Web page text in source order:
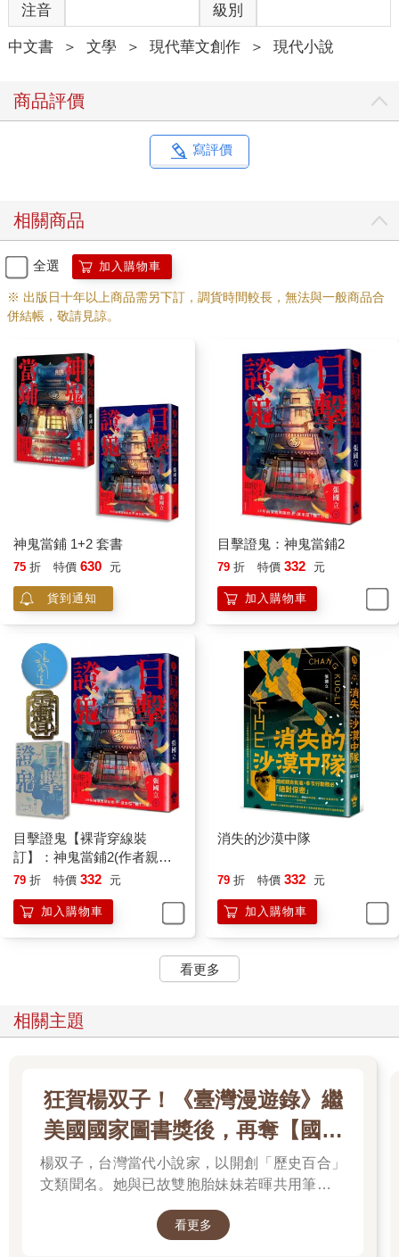
變個大缸沒什麼了不起，不過若裝滿水，八十五磅重，很難瞞過
觀眾的眼睛偷偷抬 上舞台。
「腰，美國報紙認為金陵福在腰部綁鐵繩，水缸吊在兩腿中間，
被中國袍子遮住， 到時候一鬆繩子，再退一步，水缸就神奇的出
「八十五磅吊在腿中間，能走路嗎？」
梳鬍子的男人收起梳子：
「只希望到時台上的魔術師不是個鴉片鬼。」
戴高帽的立刻接話：
「斜躺在中國床上抽鴉片煙，說不定煙桿內飄出阿拉丁神燈內的
精靈。」
兩個男人各自以不同音階笑了幾聲，沒關係，很快他們將得到證
明，喝完咖啡 進場，剛好趕上布幕緩緩拉起。
先登台的是金陵福的美國經紀人摩瑟，他一手捏領結，一手背在
腰後，咳了幾聲嗽，場內逐漸安靜。「女士先生，偉大的中國魔
術師金陵福大師今天第一次公開在倫敦表演，先讓我－－」話沒
說完，舞台正中腰間繫大鼓的大漢已擂起鼓槌咚咚咚一陣猛擊，
兩旁各滾出三名持藤牌與紅纓大刀的中國漢子，他們弓腰縮身，
清脆聲。
眾人來不及看清他們的動作，六名中國刀客已躍身捉對廝殺，摩
瑟站在中間縮起身子四處閃躲。
沒人在意摩瑟的窘態，六面藤牌六把刀熱鬧的吸引所有目光。幾
個回合後，怒吼與飛躍，他們在半空擦身而過，轉眼間回到舞台
兩側站得筆直。
當掌聲響起的同時，笑聲也爆開，因為注意力回到摩瑟，他身上
那套西服已被割得如勉強黏在內衣的碎布條。
笑聲來得急，去得也快，所有嘴巴張著卻發不出聲，因為四名身
著中國宮廷服裝的女孩頭頂繡花大帽子，腳踏傳說中的酒杯鞋，
搖呀搖的登場，扭動的手腕從竹籃內撒出五彩碎花。
「這位是金陵福大師的女兒，齊朵公主。」摩瑟喊著，「她穿的
是中國女性貴族的服飾，如各位所知，金陵福先生曾在中國女皇
面前表演，他的女兒被女皇視為義女，賜封公主。」
人為她細白的脖子捏把冷汗。
敕封的女性，絕不能做如此打扮。」
無論男人、女人目不轉晴望著宮女身後踩在花瓣間每走一步都搖
倫敦觀眾出名的粗暴，一個男聲吼出：
「小腳，讓我們看看中國小腳。」
注音 級別
中文書 ＞ 文學 ＞ 現代華文創作 ＞ 現代小說
商品評價
寫評價
相關商品
全選 加入購物車
※ 出版日十年以上商品需另下訂，調貨時間較長，無法與一般商品合
併結帳，敬請見諒。
神鬼當鋪 1+2 套書
75 折 特價 630 元
貨到通知
目擊證鬼：神鬼當鋪2
79 折 特價 332 元
加入購物車
目擊證鬼【裸背穿線裝
訂】：神鬼當鋪2(作者親簽
＋雨漸耳金屬書籤)
79 折 特價 332 元
加入購物車
消失的沙漠中隊
79 折 特價 332 元
加入購物車
看更多
相關主題
狂賀楊双子！《臺灣漫遊錄》繼
美國國家圖書獎後，再奪【國際
布克獎】
楊双子，台灣當代小說家，以開創「歷史百合」
文類聞名。她與已故雙胞胎妹妹若暉共用筆名，
承載兩人的文學夢想，將嚴謹的日治歷史考據融
入女性同性情誼。其長篇小說《臺灣漫遊錄》透
看更多